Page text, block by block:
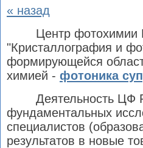
« назад
Центр фотохимии
"Кристаллография и
формирующейся
химией - фотоника
Деятельность ЦФ
фундаментальных
специалистов
результатов в новые